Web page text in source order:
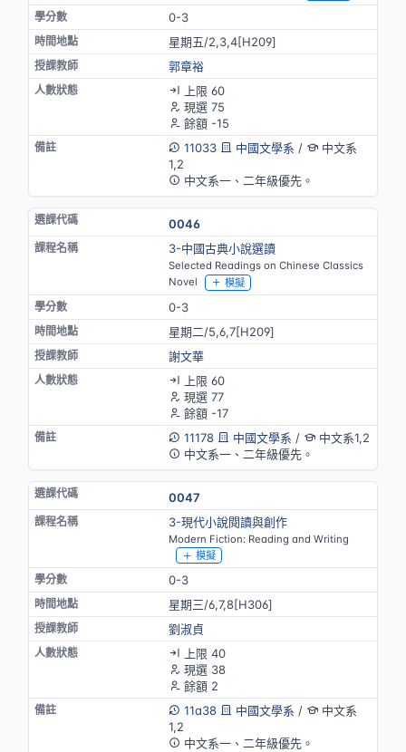
0-3
星期五/2,3,4[H209]
郭章裕
上限 60
現選 75
餘額 -15
11033
中國文學系 /
中文系
1,2
中文系一、二年級優先。
0046
3-中國古典小說選讀
Selected Readings on Chinese Classics
Novel
模擬
0-3
星期二/5,6,7[H209]
謝文華
上限 60
現選 77
餘額 -17
11178
中國文學系 /
中文系1,2
中文系一、二年級優先。
0047
3-現代小說閱讀與創作
Modern Fiction: Reading and Writing
模擬
0-3
星期三/6,7,8[H306]
劉淑貞
上限 40
現選 38
餘額 2
11a38
中國文學系 /
中文系
1,2
中文系一、二年級優先。